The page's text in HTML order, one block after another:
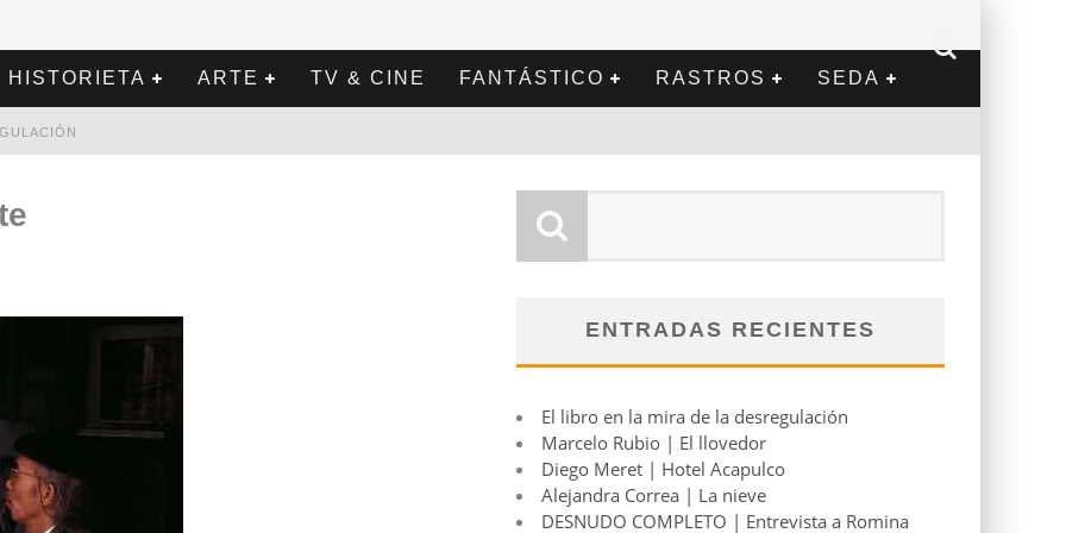
HISTORIETA ARTE TV & CINE FANTÁSTICO RASTROS SEDA
ENTRADAS RECIENTES
El libro en la mira de la desregulación
Marcelo Rubio | El llovedor
Diego Meret | Hotel Acapulco
Alejandra Correa | La nieve
DESNUDO COMPLETO | Entrevista a Romina